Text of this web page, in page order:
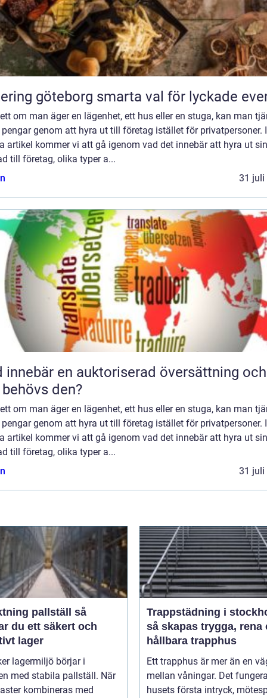
Catering göteborg smarta val för lyckade
om man äger en lägenhet, ett hus eller en stuga, kan man
pengar genom att hyra ut till företag istället för privatpersoner. I
artikel kommer vi att gå igenom vad det innebär att hyra ut sin
till företag, olika typer a...
31 juli
innebär en auktoriserad översättning och
den?
om man äger en lägenhet, ett hus eller en stuga, kan man
pengar genom att hyra ut till företag istället för privatpersoner. I
artikel kommer vi att gå igenom vad det innebär att hyra ut sin
till företag, olika typer a...
31 juli
pallställ så
du ett säkert och
lager
lagermiljö börjar i
med stabila pallställ. När
kombineras med
Trappstädning i
så skapas trygga, rena
hållbara trapphus
Ett trapphus är mer än en
mellan våningar. Det
husets första intryck,